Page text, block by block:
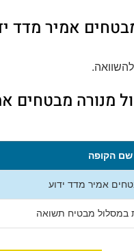
אמיר מדד
מנורה מבטחים
שם הקופה
אמיר מדד ידוע
במסלול מבטיח תשואה